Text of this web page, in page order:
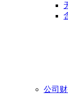
公司